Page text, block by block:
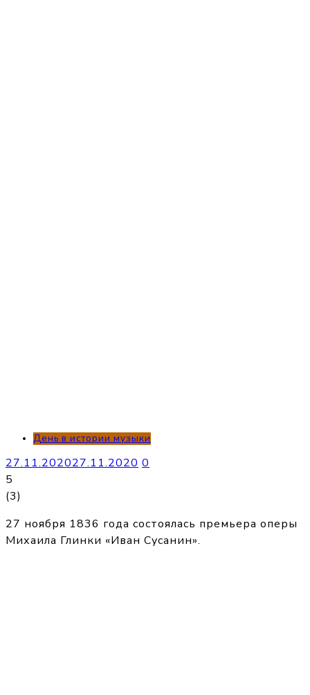
День в истории музыки
27.11.202027.11.2020 0
5
(3)
27 ноября 1836 года состоялась премьера оперы
Михаила Глинки «Иван Сусанин».